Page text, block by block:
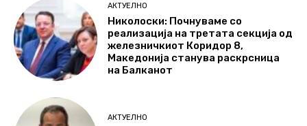
АКТУЕЛНО
Николоски: Почнуваме со
реализација на третата секција од
железничкиот Коридор 8,
Македонија станува раскрсница
на Балканот
АКТУЕЛНО